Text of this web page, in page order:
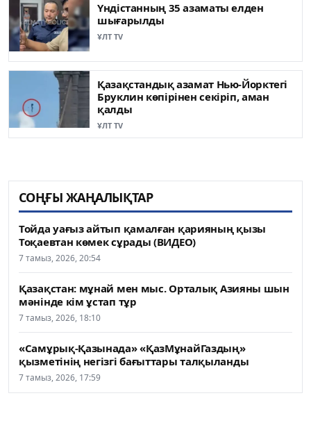
Үндістанның 35 азаматы елден
шығарылды
ҰЛТ TV
Қазақстандық азамат Нью-Йорктегі
Бруклин көпірінен секіріп, аман
қалды
ҰЛТ TV
СОҢҒЫ ЖАҢАЛЫҚТАР
Тойда уағыз айтып қамалған қарияның қызы
Тоқаевтан көмек сұрады (ВИДЕО)
7 тамыз, 2026, 20:54
Қазақстан: мұнай мен мыс. Орталық Азияны шын
мәнінде кім ұстап тұр
7 тамыз, 2026, 18:10
«Самұрық-Қазынада» «ҚазМұнайГаздың»
қызметінің негізгі бағыттары талқыланды
7 тамыз, 2026, 17:59